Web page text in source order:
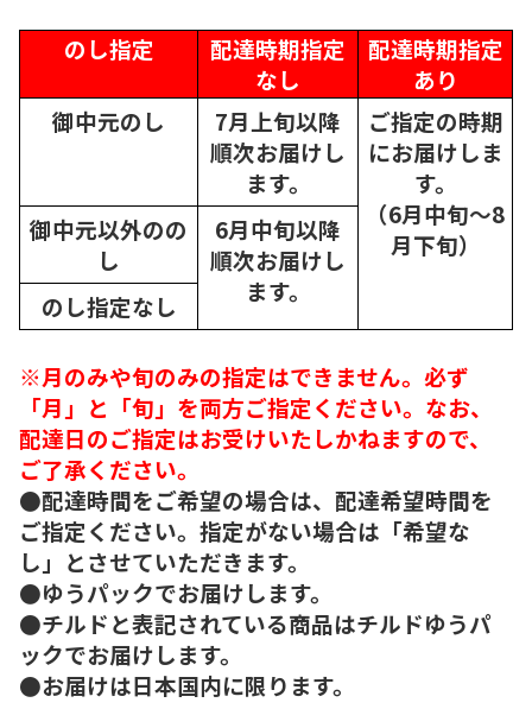
のし指定
配達時期指定
なし
配達時期指定
あり
御中元のし
7月上旬以降
順次お届けし
ます。
ご指定の時期
にお届けしま
す。
（6月中旬～8
月下旬）
御中元以外のの
し
6月中旬以降
順次お届けし
ます。
のし指定なし
※月のみや旬のみの指定はできません。必ず
「月」と「旬」を両方ご指定ください。なお、
配達日のご指定はお受けいたしかねますので、
ご了承ください。
●配達時間をご希望の場合は、配達希望時間を
ご指定ください。指定がない場合は「希望な
し」とさせていただきます。
●ゆうパックでお届けします。
●チルドと表記されている商品はチルドゆうパ
ックでお届けします。
●お届けは日本国内に限ります。